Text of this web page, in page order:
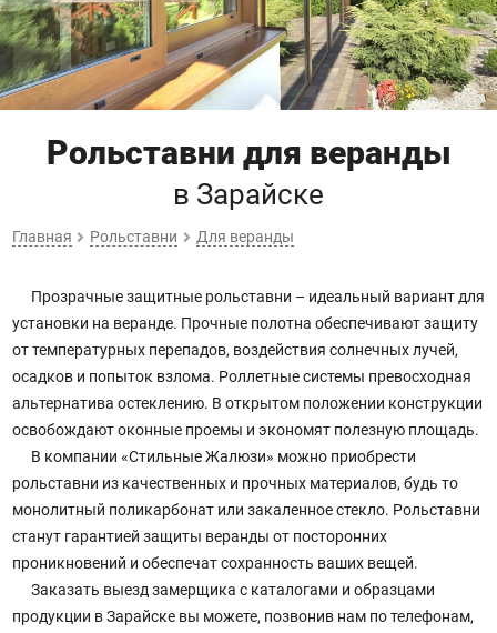
Рольставни для веранды
в Зарайске
Главная Рольставни Для веранды
Прозрачные защитные рольставни – идеальный вариант для
установки на веранде. Прочные полотна обеспечивают защиту
от температурных перепадов, воздействия солнечных лучей,
осадков и попыток взлома. Роллетные системы превосходная
альтернатива остеклению. В открытом положении конструкции
освобождают оконные проемы и экономят полезную площадь.
В компании «Стильные Жалюзи» можно приобрести
рольставни из качественных и прочных материалов, будь то
монолитный поликарбонат или закаленное стекло. Рольставни
станут гарантией защиты веранды от посторонних
проникновений и обеспечат сохранность ваших вещей.
Заказать выезд замерщика с каталогами и образцами
продукции в Зарайске вы можете, позвонив нам по телефонам,